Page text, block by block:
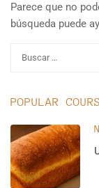
Parece que no
búsqueda puede
POPULAR